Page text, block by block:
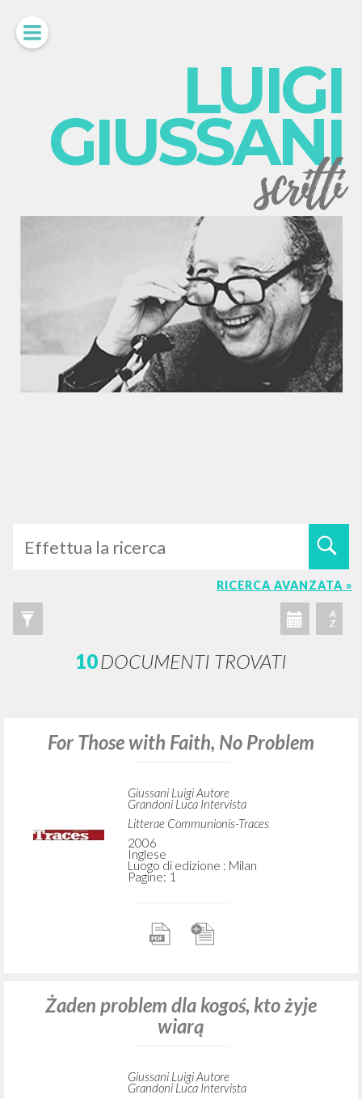
LUIGI
GIUSSANI
scritti
RICERCA AVANZATA »
A
Z
10DOCUMENTI TROVATI
For Those with Faith, No Problem
Giussani Luigi Autore
Grandoni Luca Intervista
Litterae Communionis-Traces
2006
Inglese
Luogo di edizione : Milan
Pagine: 1
Żaden problem dla kogoś, kto żyje
wiarą
Giussani Luigi Autore
Grandoni Luca Intervista